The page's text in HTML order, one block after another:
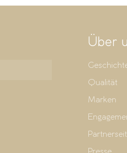
Über
Qualität
Marken